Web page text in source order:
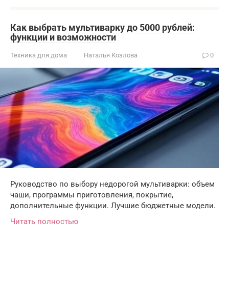
Как выбрать мультиварку до 5000 рублей:
функции и возможности
Техника для дома Наталья Козлова 0
Руководство по выбору недорогой мультиварки: объем
чаши, программы приготовления, покрытие,
дополнительные функции. Лучшие бюджетные модели.
Читать полностью